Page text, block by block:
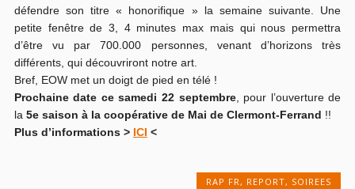
défendre son titre « honorifique » la semaine suivante. Une
petite fenêtre de 3, 4 minutes max mais qui nous permettra
d’être vu par 700.000 personnes, venant d’horizons très
différents, qui découvriront notre art.
Bref, EOW met un doigt de pied en télé !
Prochaine date ce samedi 22 septembre, pour l’ouverture de
la 5e saison à la coopérative de Mai de Clermont-Ferrand !!
Plus d’informations > ICI <
RAP FR, REPORT, SOIREES